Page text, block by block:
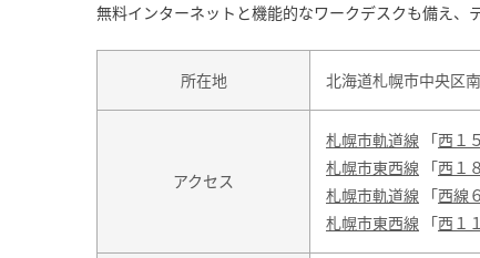
無料インターネットと機能的なワークデスクも備え、
所在地 北海道札幌市中央区
アクセス
札幌市軌道線 「西１
札幌市東西線 「西１
札幌市軌道線 「西線
札幌市東西線 「西１